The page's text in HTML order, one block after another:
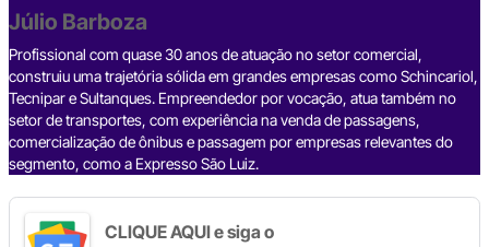
o
k
Júlio Barboza
Profissional com quase 30 anos de atuação no setor comercial,
construiu uma trajetória sólida em grandes empresas como Schincariol,
Tecnipar e Sultanques. Empreendedor por vocação, atua também no
setor de transportes, com experiência na venda de passagens,
comercialização de ônibus e passagem por empresas relevantes do
segmento, como a Expresso São Luiz.
CLIQUE AQUI e siga o